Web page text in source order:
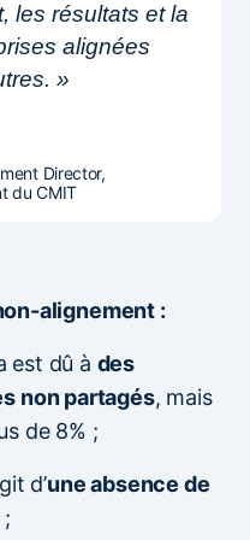
les résultats et la
alignées
»
Director,
du CMIT
alignement :
est dû à des
non partagés, mais
de 8% ;
d’une absence de